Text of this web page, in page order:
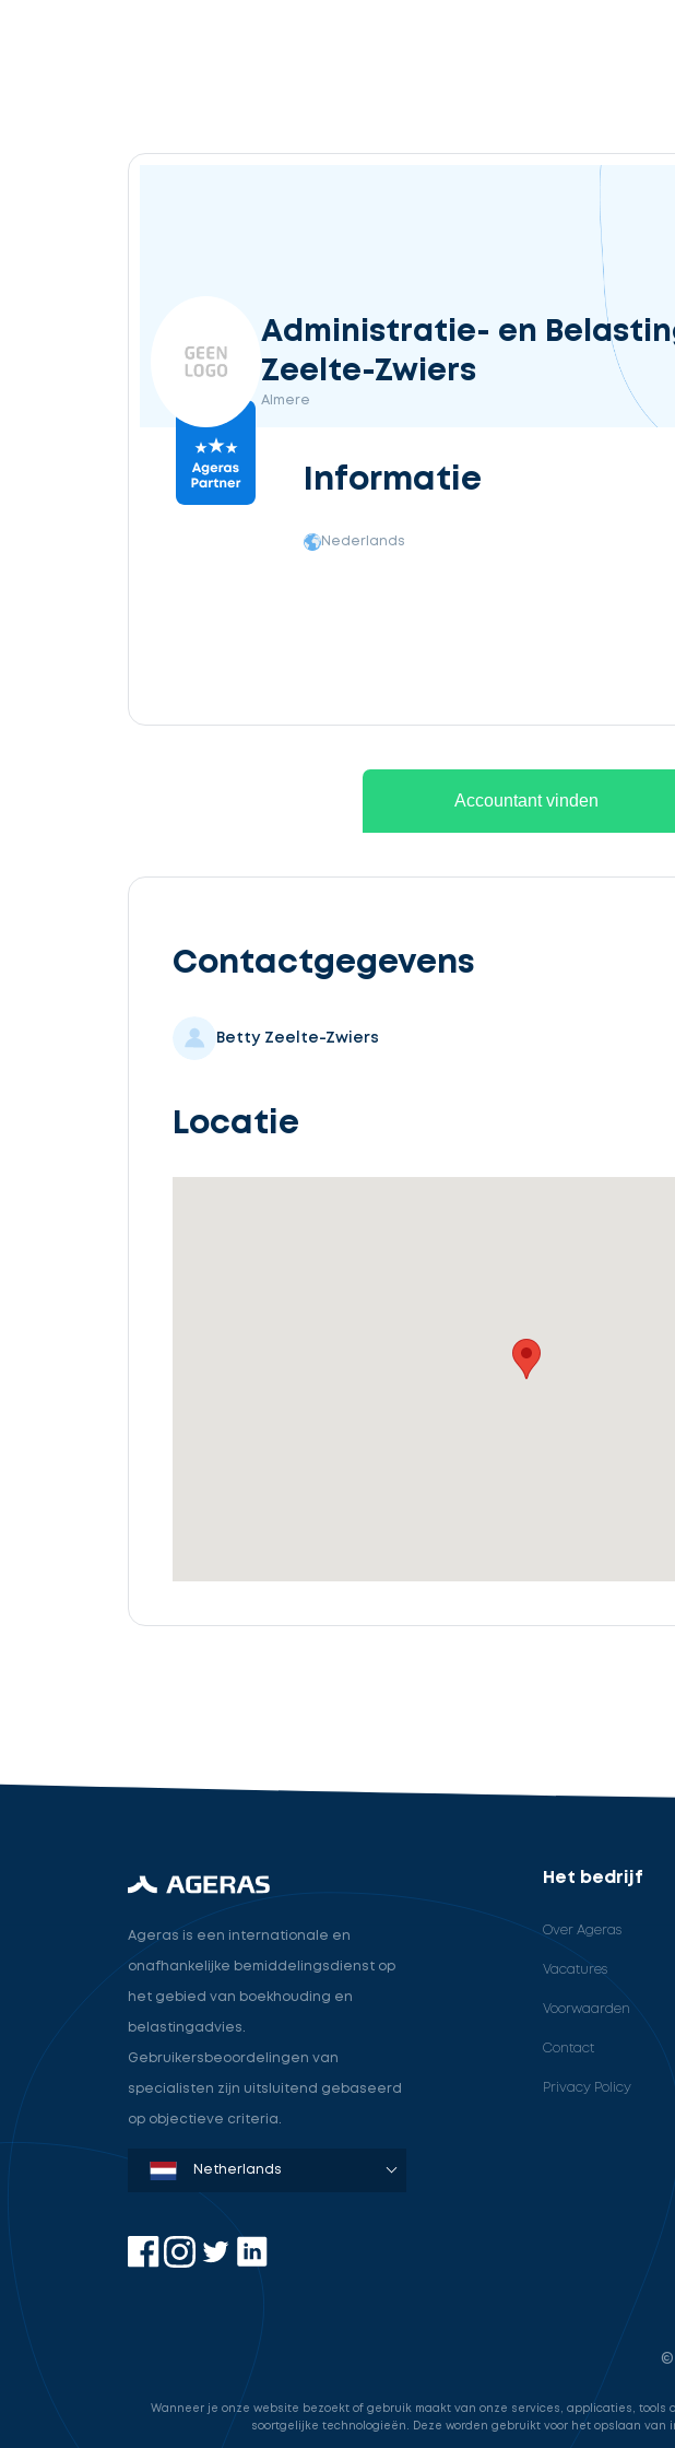
Administratie- en
Zeelte-Zwiers
Almere
Informatie
Nederlands
Accountant vinden
Contactgegevens
Betty Zeelte-Zwiers
Locatie
cta_box.sub_headline
Ageras is een internationale en
onafhankelijke bemiddelingsdienst op
het gebied van boekhouding en
belastingadvies.
Gebruikersbeoordelingen van
specialisten zijn uitsluitend gebaseerd
op objectieve criteria.
Denmark
Sweden
Norway
Netherlands
Germany
USA
Het bedrijf
Over Ageras
Vacatures
Voorwaarden
Contact
Privacy Policy
©
Wanneer je onze website bezoekt of gebruik maakt van onze services, applicaties,
soortgelijke technologieën. Deze worden gebruikt voor het opslaan